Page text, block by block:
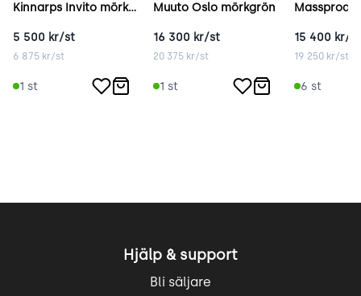
Kinnarps Invito mörkgrå
5 500 kr/st
6 875 kr/st
1 st
Muuto Oslo mörkgrön
16 300 kr/st
20 375 kr/st
1 st
15 400 kr/st
19 250kr/st
6 st
Hjälp & support
Bli säljare